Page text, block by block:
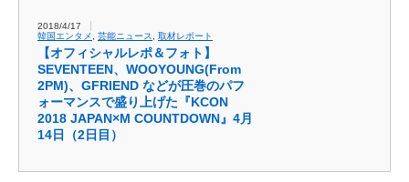
2018/4/17
韓国エンタメ
芸能ニュース 取材レポート
【オフィシャルレポ＆フォト】
SEVENTEEN、WOOYOUNG(From
2PM)、GFRIEND などが圧巻のパフ
ォーマンスで盛り上げた『KCON
2018 JAPAN×M COUNTDOWN』4月
14日（2日目）